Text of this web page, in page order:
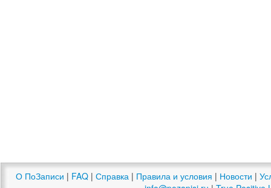
О ПоЗаписи | FAQ | Справка | Правила и условия | Новости |